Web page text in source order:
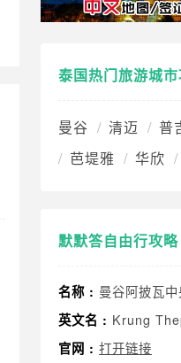
泰国热门旅游城
曼谷 清迈 普
芭堤雅
华欣
默默答自由行攻略
名称 : 曼谷阿披瓦
英文名 : Krung
官网 : 打开链接